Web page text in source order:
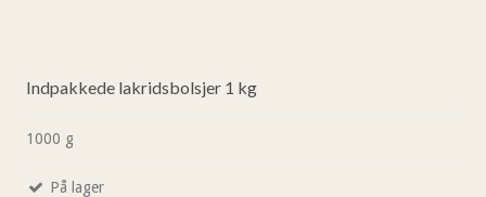
Indpakkede lakridsbolsjer 1 kg
1000 g
På lager